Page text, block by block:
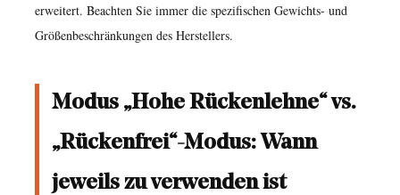
2-
in-
achten
sollten
1.
erweitert. Beachten Sie immer die spezifischen Gewichts- und
Größenbeschränkungen des Herstellers.
Modus „Hohe Rückenlehne“ vs.
„Rückenfrei“-Modus: Wann
jeweils zu verwenden ist